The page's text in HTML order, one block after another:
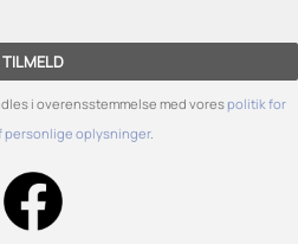
TILMELD
i overensstemmelse med vorespolitik for
personlige oplysninger.